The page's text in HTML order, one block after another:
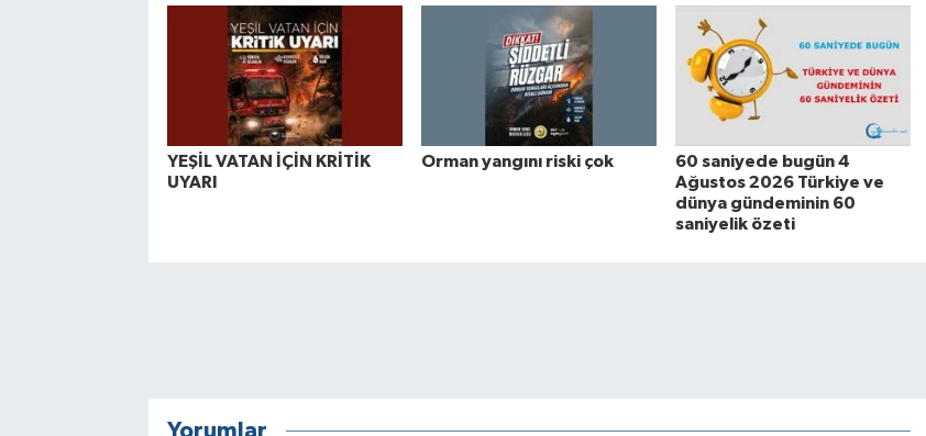
YEŞİL VATAN İÇİN KRİTİK
UYARI
Orman yangını riski çok
60 saniyede bugün 4
Ağustos 2026 Türkiye ve
dünya gündeminin 60
saniyelik özeti
Yorumlar